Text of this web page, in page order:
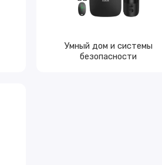
Умный дом и системы
безопасности